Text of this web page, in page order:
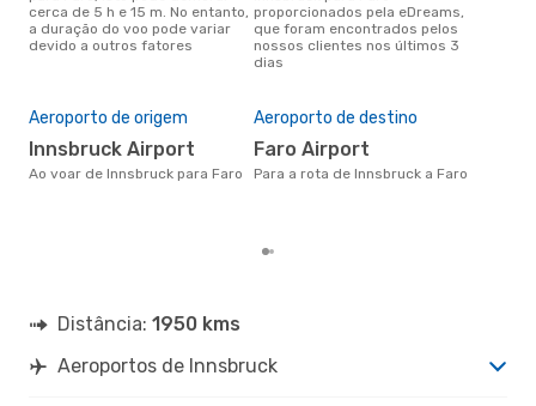
cerca de 5 h e 15 m. No entanto,
a duração do voo pode variar
devido a outros fatores
proporcionados pela eDreams,
que foram encontrados pelos
nossos clientes nos últimos 3
dias
Aeroporto de origem
Innsbruck Airport
Ao voar de Innsbruck para Faro
Aeroporto de destino
Faro Airport
Para a rota de Innsbruck a Faro
Distância: 1950 kms
Aeroportos de Innsbruck